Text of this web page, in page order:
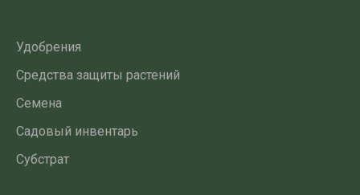
Удобрения
Средства защиты растений
Семена
Садовый инвентарь
Субстрат